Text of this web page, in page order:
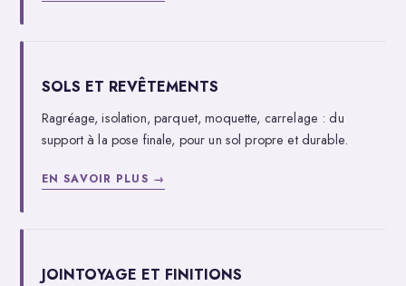
SOLS ET REVÊTEMENTS
Ragréage, isolation, parquet, moquette, carrelage : du
support à la pose finale, pour un sol propre et durable.
EN SAVOIR PLUS →
JOINTOYAGE ET FINITIONS